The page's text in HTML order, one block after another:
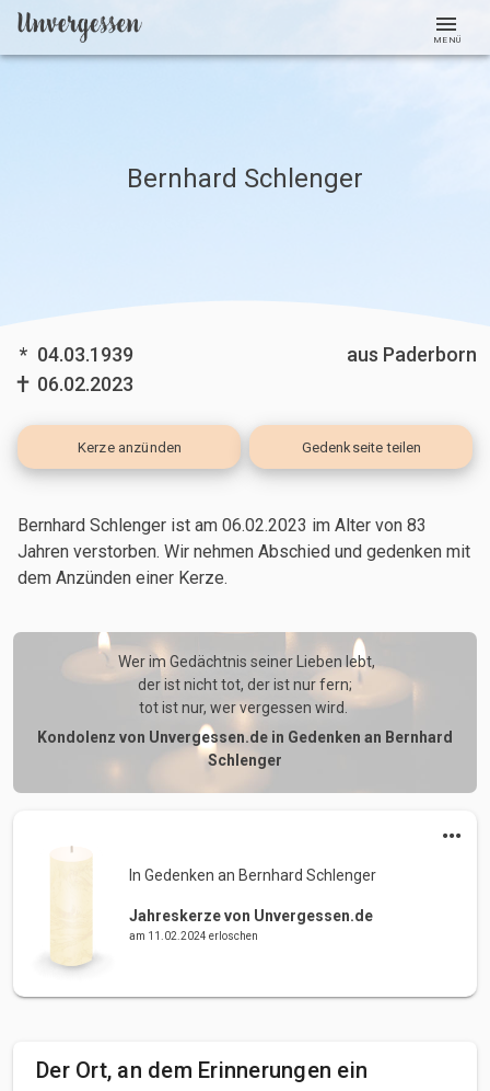
MENÜ
Bernhard Schlenger
* 04.03.1939
06.02.2023
aus Paderborn
Kerze anzünden Gedenkseite teilen
Bernhard Schlenger ist am 06.02.2023 im Alter von 83
Jahrenverstorben. Wir nehmen Abschied und gedenken mit
dem Anzünden einer Kerze.
Wer im Gedächtnis seiner Lieben lebt,
der ist nicht tot, der ist nur fern;
tot ist nur, wer vergessen wird.
Kondolenz von Unvergessen.de in Gedenken an Bernhard
Schlenger
In Gedenken an Bernhard Schlenger
Jahreskerze von Unvergessen.de
am 11.02.2024 erloschen
Der Ort, an dem Erinnerungen ein